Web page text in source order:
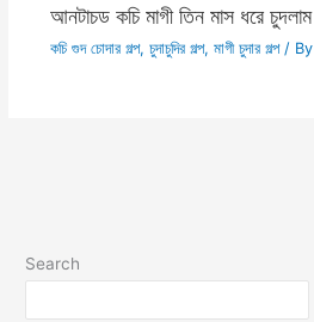
আনটাচড কচি মাগী তিন মাস ধরে চুদলাম
কচি গুদ চোদার গল্প, চুদাচুদির গল্প, মাগী চুদার গল্প/ By
Search